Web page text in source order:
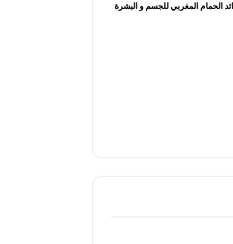
صابونة الليمون لتفتيح وتبييض
الحمام المغربي للجسم و البشرة